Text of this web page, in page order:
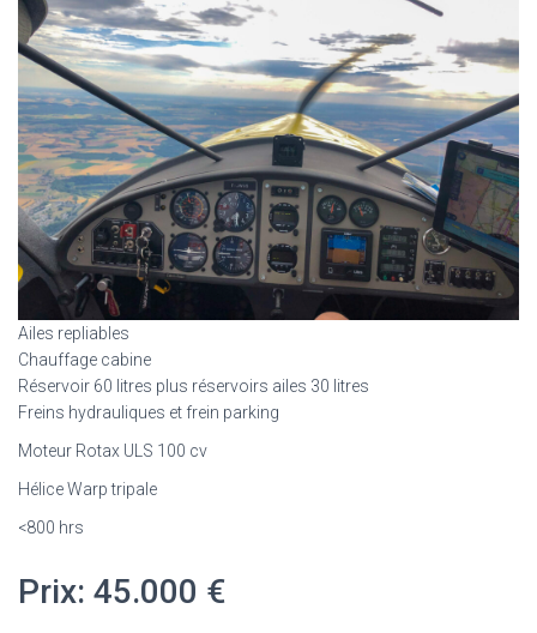
Ailes repliables
Chauffage cabine
Réservoir 60 litres plus réservoirs ailes 30 litres
Freins hydrauliques et frein parking
Moteur Rotax ULS 100 cv
Hélice Warp tripale
<800 hrs
Prix: 45.000 €